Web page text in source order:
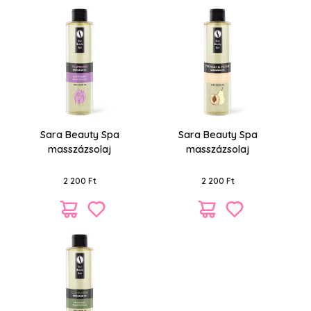
Sara Beauty Spa
masszázsolaj
2 200 Ft
Sara Beauty Spa
masszázsolaj
ml
2 200 Ft